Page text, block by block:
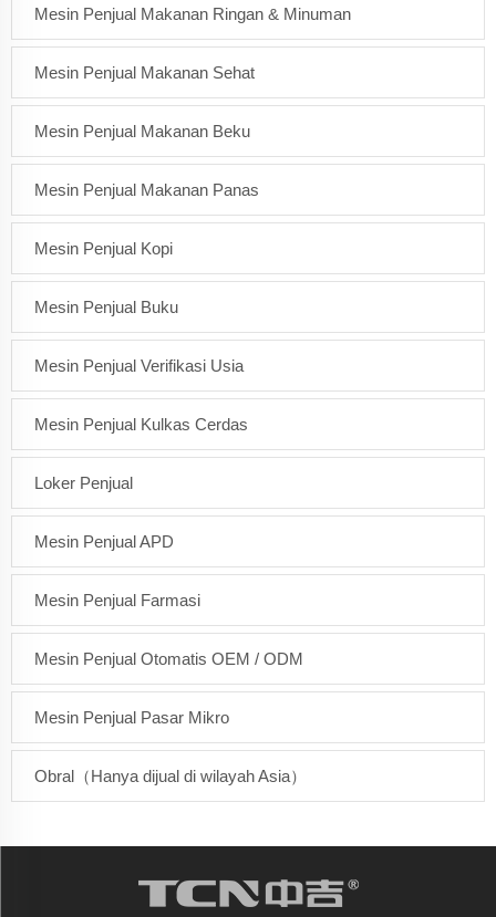
Mesin Penjual Makanan Ringan & Minuman
Mesin Penjual Makanan Sehat
Mesin Penjual Makanan Beku
Mesin Penjual Makanan Panas
Mesin Penjual Kopi
Mesin Penjual Buku
Mesin Penjual Verifikasi Usia
Mesin Penjual Kulkas Cerdas
Loker Penjual
Mesin Penjual APD
Mesin Penjual Farmasi
Mesin Penjual Otomatis OEM / ODM
Mesin Penjual Pasar Mikro
Obral（Hanya dijual di wilayah Asia）